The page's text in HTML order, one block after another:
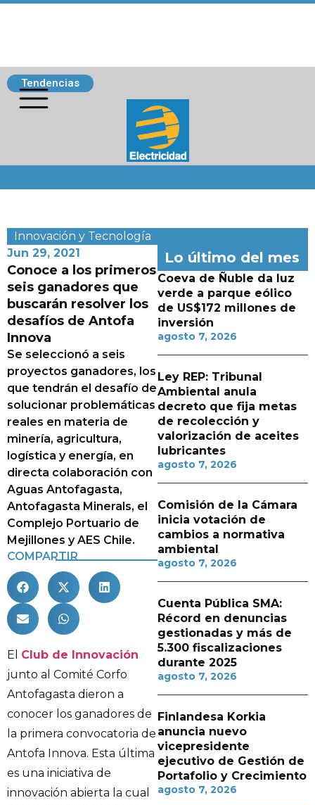
Tendencias
Innovación y Tecnología
Jun 29, 2021
Conoce a los primeros
seis ganadores que
buscarán resolver los
desafíos de Antofa
Innova
Se seleccionó a seis
proyectos ganadores, los
que tendrán el desafío de
solucionar problemáticas
reales en materia de
minería, agricultura,
logística y energía, en
directa colaboración con
Aguas Antofagasta,
Antofagasta Minerals, el
Complejo Portuario de
Mejillones y AES Chile.
COMPARTIR
El Club de Innovación
junto al Comité Corfo
Antofagasta dieron a
conocer los ganadores de
la primera convocatoria de
Antofa Innova. Esta última
es una iniciativa de
innovación abierta la cual
Lo último del mes
Coeva de Ñuble da luz
verde a parque eólico
de US$172 millones de
inversión
agosto 7, 2026
Ley REP: Tribunal
Ambiental anula
decreto que fija metas
de recolección y
valorización de aceites
lubricantes
agosto 7, 2026
Comisión de la Cámara
inicia votación de
cambios a normativa
ambiental
agosto 7, 2026
Cuenta Pública SMA:
Récord en denuncias
gestionadas y más de
5.300 fiscalizaciones
durante 2025
agosto 7, 2026
Finlandesa Korkia
anuncia nuevo
vicepresidente
ejecutivo de Gestión de
Portafolio y Crecimiento
agosto 7, 2026